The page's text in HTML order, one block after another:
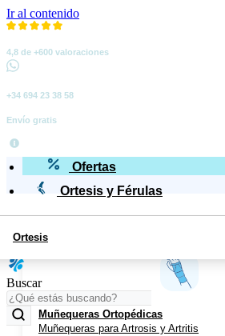
Ir al contenido
4,8 de +600 valoraciones
+34 694 23 38 58
Envío gratis
Ofertas
Ortesis y Férulas
Ortesis
Miembro Superior
Muñequeras Ortopédicas
Muñequeras para Artrosis y Artritis
Buscar